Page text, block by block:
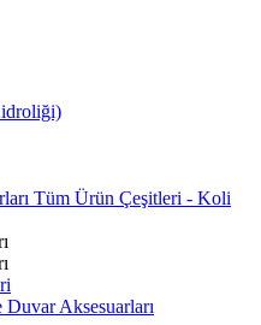
Tüm Ürün Çeşitleri - Koli
Aksesuarları